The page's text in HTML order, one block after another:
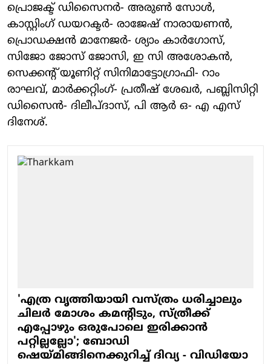
പ്രൊജക്ട് ഡിസൈനർ- അരുൺ സോൾ,
കാസ്റ്റിംഗ് ഡയറക്ടർ- രാജേഷ് നാരായണൻ,
പ്രൊഡക്ഷൻ മാനേജർ- ശ്യാം കാർഗോസ്,
സിജോ ജോസ് ജോസി, ഇ സി അശോകൻ,
സെക്കൻ്റ് യൂണിറ്റ് സിനിമാട്ടോഗ്രാഫി- റാം
രാഘവ്, മാർക്കറ്റിംഗ്- പ്രതീഷ് ശേഖർ, പബ്ലിസിറ്റി
ഡിസൈൻ- ദിലീപ്ദാസ്, പി ആർ ഒ- എ എസ്
ദിനേശ്.
'എത്ര വൃത്തിയായി വസ്ത്രം ധരിച്ചാലും
ചിലർ മോശം കമന്റിടും, സ്ത്രീക്ക്
എപ്പോഴും ഒരുപോലെ ഇരിക്കാൻ
പറ്റില്ലല്ലോ'; ബോഡി
ഷെയ്മിങ്ങിനെക്കുറിച്ച് ദിവ്യ - വിഡിയോ